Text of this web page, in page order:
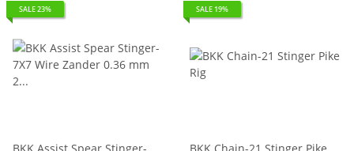
SALE 23% SALE 19%